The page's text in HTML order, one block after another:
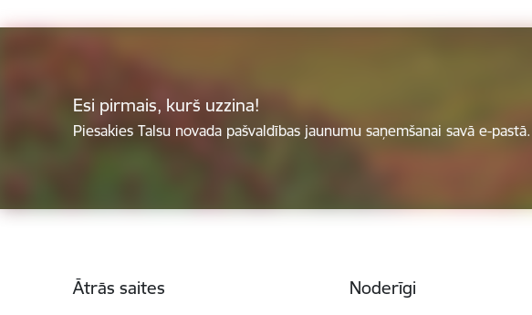
Esi pirmais, kurš uzzina!
Piesakies Talsu novada pašvaldības jaunumu saņemšanai savā e-pastā.
Ātrās saites Noderīgi